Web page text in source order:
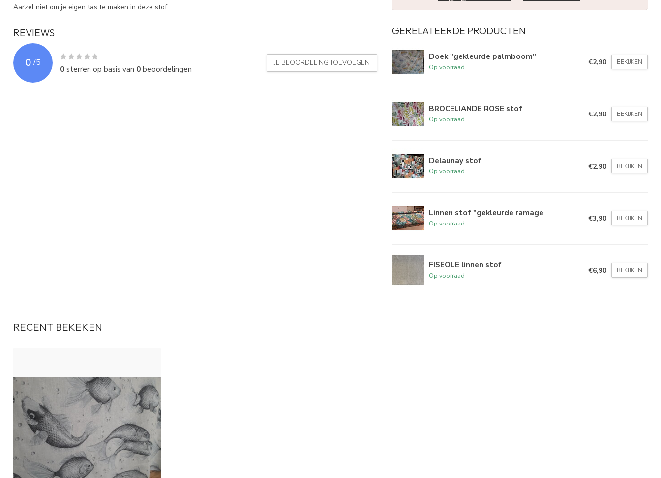
Aarzel niet om je eigen tas te maken in deze stof
REVIEWS
0 /5
0sterren op basis van 0beoordelingen
JE BEOORDELING TOEVOEGEN
GERELATEERDE PRODUCTEN
Doek "gekleurde palmboom"
Op voorraad
€2,90 BEKIJKEN
BROCELIANDE ROSE stof
Op voorraad
€2,90 BEKIJKEN
Delaunay stof
Op voorraad
€2,90 BEKIJKEN
Linnen stof "gekleurde ramage
Op voorraad
€3,90 BEKIJKEN
FISEOLE linnen stof
Op voorraad
€6,90 BEKIJKEN
RECENT BEKEKEN